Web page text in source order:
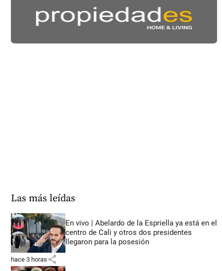
Las más leídas
En vivo | Abelardo de la Espriella ya está en el
centro de Cali y otros dos presidentes
llegaron para la posesión
hace 3 horas share